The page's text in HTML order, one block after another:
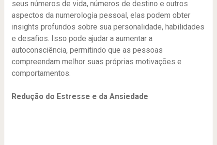
seus números de vida, números de destino e outros
aspectos da numerologia pessoal, elas podem obter
insights profundos sobre sua personalidade, habilidades
e desafios. Isso pode ajudar a aumentar a
autoconsciência, permitindo que as pessoas
compreendam melhor suas próprias motivações e
comportamentos.
Redução do Estresse e da Ansiedade